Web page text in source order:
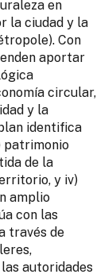
en
la ciudad y la
Con
aportar
circular,
y la
identifica
patrimonio
de la
y iv)
amplio
con las
través de
autoridades